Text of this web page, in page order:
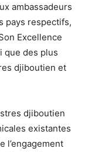
ambassadeurs
pays respectifs,
Excellence
que des plus
djiboutien et
djiboutien
existantes
l’engagement